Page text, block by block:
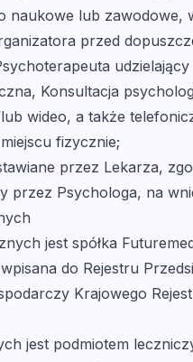
lub zawodowe,
przed
Konsultacja
wideo, a także
fizycznie;
przez Lekarza,
przez Psychologa, na
jest spółka
do Rejestru
Krajowego
jest podmiotem